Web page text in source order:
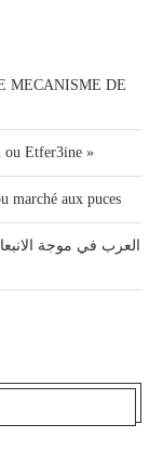
MECANISME DE
ou Etfer3ine »
marché aux puces
العرب في موجة